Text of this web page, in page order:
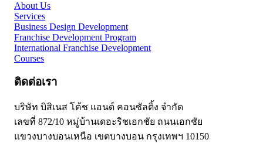
About Us
Services
Business Design Development
Franchise Development Program
International Franchise Development
Courses
ติดต่อเรา
บริษัท บิสิเนส โค้ช แอนด์ คอนซัลติ้ง จำกัด
เลขที่ 872/10 หมู่บ้านเดอะริชเอกชัย ถนนเอกชัย
แขวงบางบอนเหนือ เขตบางบอน กรุงเทพฯ 10150